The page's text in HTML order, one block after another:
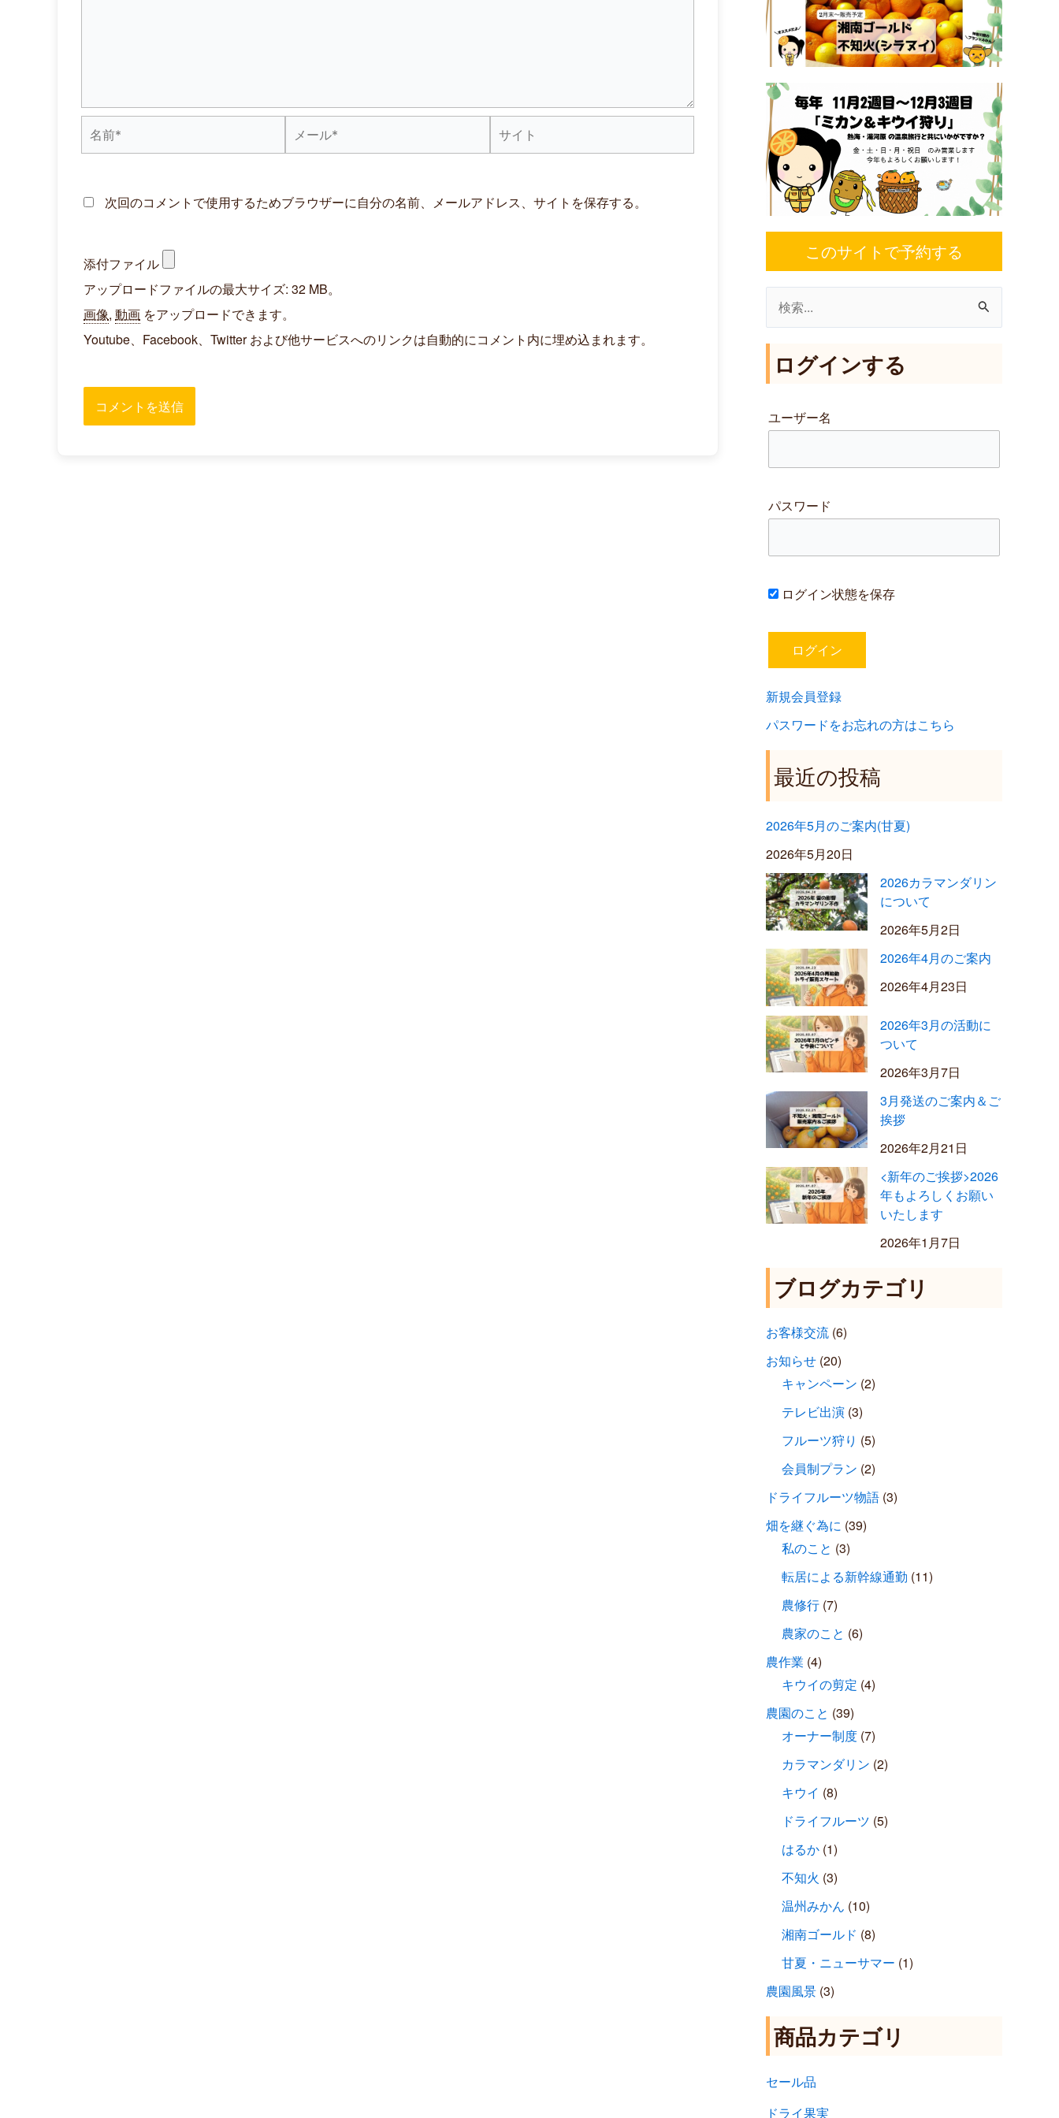
前
ー
*
イ
次回のコメントで使用するためブラウザーに自分の名前、メールアドレス、サイトを保存する。
添付ファイル
アップロードファイルの最大サイズ: 32 MB。
画像,動画 をアップロードできます。
Youtube、Facebook、Twitter および他サービスへのリンクは自動的にコメント内に埋め込まれます。
このサイトで予約する
象
ログインする
ユーザー名
パスワード
ログイン状態を保存
新規会員登録
パスワードをお忘れの方はこちら
最近の投稿
2026年5月のご案内(甘夏)
2026年5月20日
2026カラマンダリン
について
2026年5月2日
2026年4月のご案内
2026年4月23日
2026年3月の活動に
ついて
2026年3月7日
3月発送のご案内＆ご
挨拶
2026年2月21日
<新年のご挨拶>2026
年もよろしくお願い
いたします
2026年1月7日
ブログカテゴリ
お客様交流 (6)
お知らせ (20)
キャンペーン (2)
テレビ出演 (3)
フルーツ狩り (5)
会員制プラン (2)
ドライフルーツ物語 (3)
畑を継ぐ為に (39)
私のこと (3)
転居による新幹線通勤 (11)
農修行 (7)
農家のこと (6)
農作業 (4)
キウイの剪定 (4)
農園のこと (39)
オーナー制度 (7)
カラマンダリン (2)
キウイ (8)
ドライフルーツ (5)
はるか (1)
不知火 (3)
温州みかん (10)
湘南ゴールド (8)
甘夏・ニューサマー (1)
農園風景 (3)
商品カテゴリ
セール品
ドライ果実